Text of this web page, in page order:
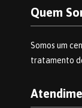
Quem
Somos um
tratamento